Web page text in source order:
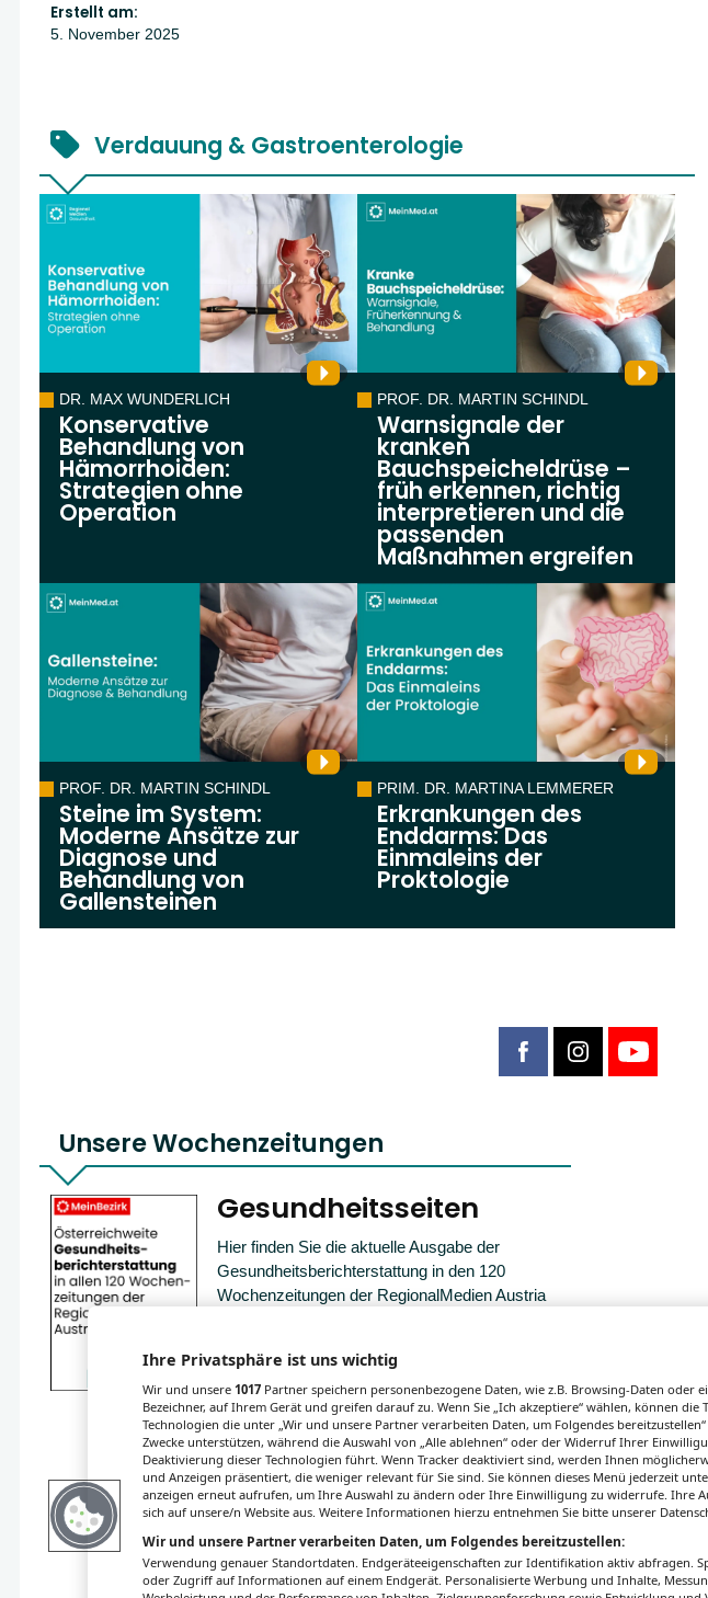
Erstellt am:
5. November 2025
Verdauung & Gastroenterologie
DR. MAX WUNDERLICH
Konservative
Behandlung von
Hämorrhoiden:
Strategien ohne
Operation
PROF. DR. MARTIN SCHINDL
Warnsignale der
kranken
Bauchspeicheldrüse –
früh erkennen, richtig
interpretieren und die
passenden
Maßnahmen ergreifen
PROF. DR. MARTIN SCHINDL
Steine im System:
Moderne Ansätze zur
Diagnose und
Behandlung von
Gallensteinen
PRIM. DR. MARTINA LEMMERER
Erkrankungen des
Enddarms: Das
Einmaleins der
Proktologie
Unsere Wochenzeitungen
Gesundheitsseiten
Hier finden Sie die aktuelle Ausgabe der
Gesundheitsberichterstattung in den 120
Wochenzeitungen der RegionalMedien Austria
Ihre Privatsphäre ist uns wichtig
Wir und unsere 1017 Partner speichern personenbezogene Daten, wie z.B. Browsing-Daten oder
Bezeichner, auf Ihrem Gerät und greifen darauf zu. Wenn Sie „Ich akzeptiere“ wählen, können die
Technologien die unter „Wir und unsere Partner verarbeiten Daten, um Folgendes
Zwecke unterstützen, während die Auswahl von „Alle ablehnen“ oder der Widerruf Ihrer
Deaktivierung dieser Technologien führt. Wenn Tracker deaktiviert sind, werden Ihnen
und Anzeigen präsentiert, die weniger relevant für Sie sind. Sie können dieses Menü jederzeit
anzeigen erneut aufrufen, um Ihre Auswahl zu ändern oder Ihre Einwilligung zu widerrufe. Ihre
sich auf unsere/n Website aus. Weitere Informationen hierzu entnehmen Sie bitte unserer
Wir und unsere Partner verarbeiten Daten, um Folgendes bereitzustellen:
Verwendung genauer Standortdaten. Endgeräteeigenschaften zur Identifikation aktiv abfragen.
oder Zugriff auf Informationen auf einem Endgerät. Personalisierte Werbung und Inhalte,